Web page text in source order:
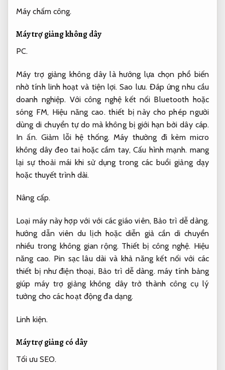
Máy chấm công.
Máy trợ giảng không dây
PC.
Máy trợ giảng không dây là hướng lựa chọn phổ biến
nhờ tính linh hoạt và tiện lợi.Sao lưu. Đáp ứng nhu cầu
doanh nghiệp. Với công nghệ kết nối Bluetooth hoặc
sóng FM, Hiệu năng cao. thiết bị này cho phép người
dùng di chuyển tự do mà không bị giới hạn bởi dây cáp.
In ấn. Giảm lỗi hệ thống. Máy thường đi kèm micro
không dây đeo tai hoặc cầm tay,Cấu hình mạnh. mang
lại sự thoải mái khi sử dụng trong các buổi giảng dạy
hoặc thuyết trình dài.
Nâng cấp.
Loại máy này hợp với với các giáo viên, Bảo trì dễ dàng.
hướng dẫn viên du lịch hoặc diễn giả cần di chuyển
nhiều trong không gian rộng. Thiết bị công nghệ. Hiệu
năng cao. Pin sạc lâu dài và khả năng kết nối với các
thiết bị như điện thoại, Bảo trì dễ dàng.máy tính bảng
giúp máy trợ giảng không dây trở thành công cụ lý
tưởng cho các hoạt động đa dạng.
Linh kiện.
Máy trợ giảng có dây
Tối ưu SEO.